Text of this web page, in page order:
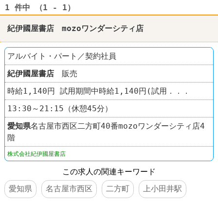
1 件中 （1 - 1）
紀伊國屋書店 mozoワンダーシティ店
アルバイト・パート／契約社員
紀伊國屋書店 販売
時給1,140円 試用期間中時給1,140円(試用．．．
13:30～21:15（休憩45分）
愛知県名古屋市西区二方町40番mozoワンダーシティ店4
階
株式会社紀伊國屋書店
この求人の関連キーワード
愛知県
名古屋市西区 二方町 上小田井駅